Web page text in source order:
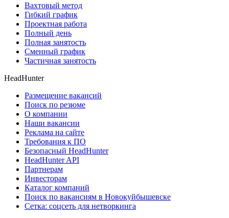
Вахтовый метод
Гибкий график
Проектная работа
Полный день
Полная занятость
Сменный график
Частичная занятость
HeadHunter
Размещение вакансий
Поиск по резюме
О компании
Наши вакансии
Реклама на сайте
Требования к ПО
Безопасный HeadHunter
HeadHunter API
Партнерам
Инвесторам
Каталог компаний
Поиск по вакансиям в Новокуйбышевске
Сетка: соцсеть для нетворкинга